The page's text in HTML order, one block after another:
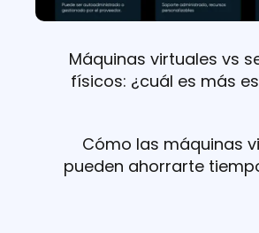
Máquinas virtuales vs
físicos: ¿cuál es más
Cómo las máquinas
pueden ahorrarte